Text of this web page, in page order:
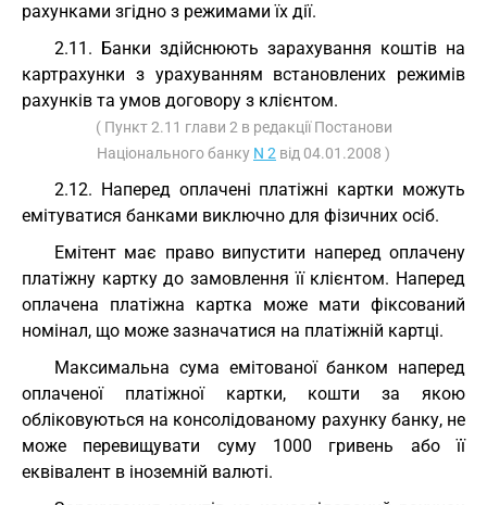
рахунками згідно з режимами їх дії.
2.11. Банки здійснюють зарахування коштів на
картрахунки з урахуванням встановлених режимів
рахунків та умов договору з клієнтом.
( Пункт 2.11 глави 2 в редакції Постанови
Національного банку N 2 від 04.01.2008 )
2.12. Наперед оплачені платіжні картки можуть
емітуватися банками виключно для фізичних осіб.
Емітент має право випустити наперед оплачену
платіжну картку до замовлення її клієнтом. Наперед
оплачена платіжна картка може мати фіксований
номінал, що може зазначатися на платіжній картці.
Максимальна сума емітованої банком наперед
оплаченої платіжної картки, кошти за якою
обліковуються на консолідованому рахунку банку, не
може перевищувати суму 1000 гривень або її
еквівалент в іноземній валюті.